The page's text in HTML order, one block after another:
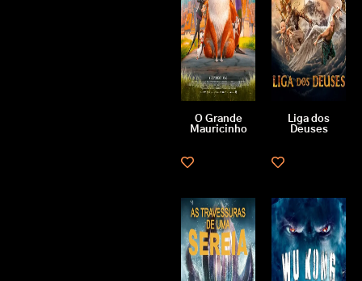
O Grande
Mauricinho
Liga dos
Deuses